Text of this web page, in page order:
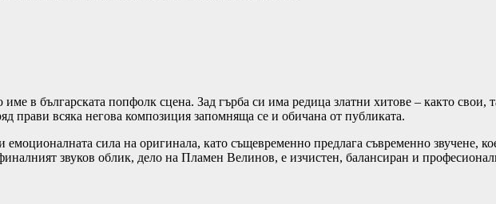
в българската попфолк сцена. Зад гърба си има редица златни хитове – както свои,
прави всяка негова композиция запомняща се и обичана от публиката.
сила на оригинала, като същевременно предлага съвременно звучене,
звуков облик, дело на Пламен Велинов, е изчистен, балансиран и